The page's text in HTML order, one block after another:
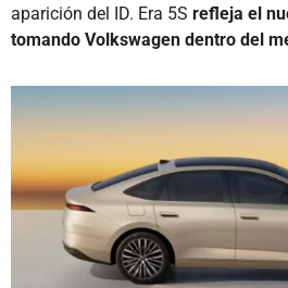
aparición del ID. Era 5S refleja el
tomando Volkswagen dentro del